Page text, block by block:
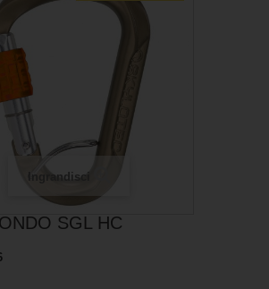
Ingrandisci
SGL HC